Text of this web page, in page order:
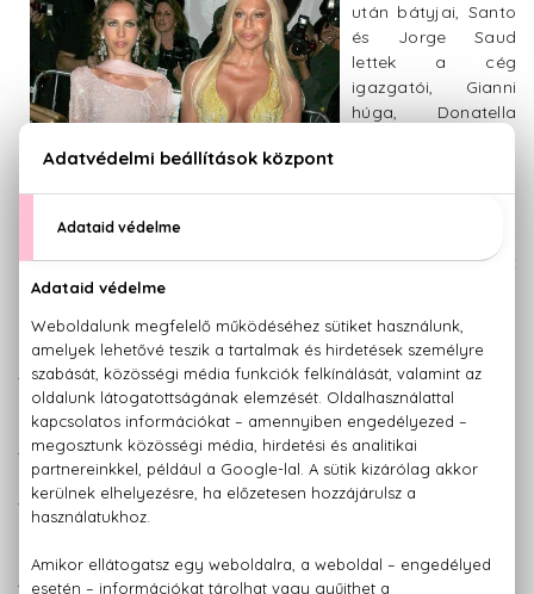
után bátyjai, Santo
és Jorge Saud
lettek a cég
igazgatói, Gianni
húga, Donatella
divatbirodalmának 50%-át unokahugára, Allegrára hagyta,
aki így a felnőtt kort betöltve közel fél milliárd dollárral lett
gazdagabb, és a cég végső döntéseit mind ő hozza meg.
Gianni élete során rengeteg híres
és még annál is híresebb barátra
tett szert. Elton John 1997-es 'The
Big Picture' című albumát például
neki ajánlotta. Rajongói közt
tudhatta Tupac Shakur-t,
Elizabeth Hurley-t, Axl Rose-t
vagy akár Diana hercegnőt. Ruhái
adták arcukat, mint Madonna,
Ashton Kutcher, Demi Moore,